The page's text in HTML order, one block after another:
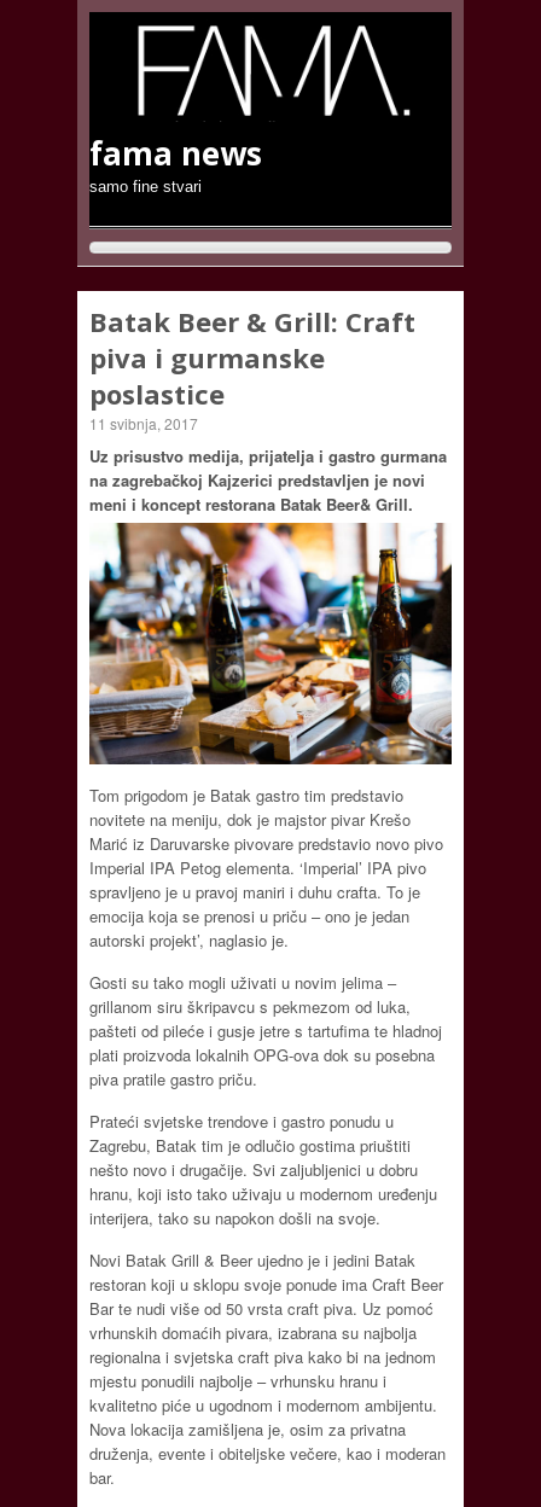
fama news
samo fine stvari
Batak Beer & Grill: Craft
piva i gurmanske
poslastice
11 svibnja, 2017
Uz prisustvo medija, prijatelja i gastro gurmana
na zagrebačkoj Kajzerici predstavljen je novi
meni i koncept restorana Batak Beer& Grill.
Tom prigodom je Batak gastro tim predstavio
novitete na meniju, dok je majstor pivar Krešo
Marić iz Daruvarske pivovare predstavio novo pivo
Imperial IPA Petog elementa. ‘Imperial’ IPA pivo
spravljeno je u pravoj maniri i duhu crafta. To je
emocija koja se prenosi u priču – ono je jedan
autorski projekt’, naglasio je.
Gosti su tako mogli uživati u novim jelima –
grillanom siru škripavcu s pekmezom od luka,
pašteti od pileće i gusje jetre s tartufima te hladnoj
plati proizvoda lokalnih OPG-ova dok su posebna
piva pratile gastro priču.
Prateći svjetske trendove i gastro ponudu u
Zagrebu, Batak tim je odlučio gostima priuštiti
nešto novo i drugačije. Svi zaljubljenici u dobru
hranu, koji isto tako uživaju u modernom uređenju
interijera, tako su napokon došli na svoje.
Novi Batak Grill & Beer ujedno je i jedini Batak
restoran koji u sklopu svoje ponude ima Craft Beer
Bar te nudi više od 50 vrsta craft piva. Uz pomoć
vrhunskih domaćih pivara, izabrana su najbolja
regionalna i svjetska craft piva kako bi na jednom
mjestu ponudili najbolje – vrhunsku hranu i
kvalitetno piće u ugodnom i modernom ambijentu.
Nova lokacija zamišljena je, osim za privatna
druženja, evente i obiteljske večere, kao i moderan
bar.